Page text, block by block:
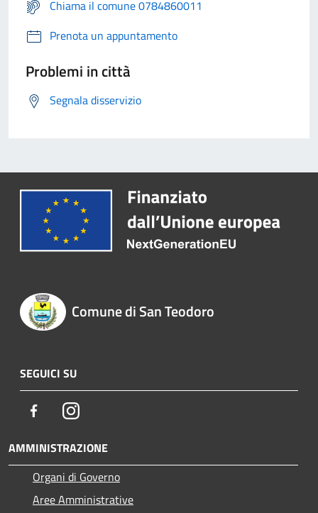
Chiama il comune 0784860011
Prenota un appuntamento
Problemi in città
Segnala disservizio
Comune di San Teodoro
SEGUICI SU
FacebookInstagram
AMMINISTRAZIONE
Organi di Governo
Aree Amministrative